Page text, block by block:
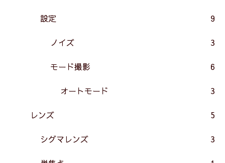
設定 9
ノイズ 3
モード撮影 6
オートモード 3
レンズ 5
シグマレンズ 3